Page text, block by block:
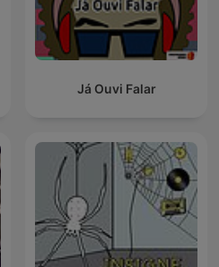
Já Ouvi Falar